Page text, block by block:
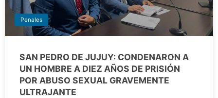
Penales
SAN PEDRO DE JUJUY: CONDENARON A
UN HOMBRE A DIEZ AÑOS DE PRISIÓN
POR ABUSO SEXUAL GRAVEMENTE
ULTRAJANTE